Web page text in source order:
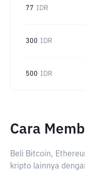
77 IDR
300 IDR
500 IDR
Cara
Beli Bitcoin,
kripto lainnya